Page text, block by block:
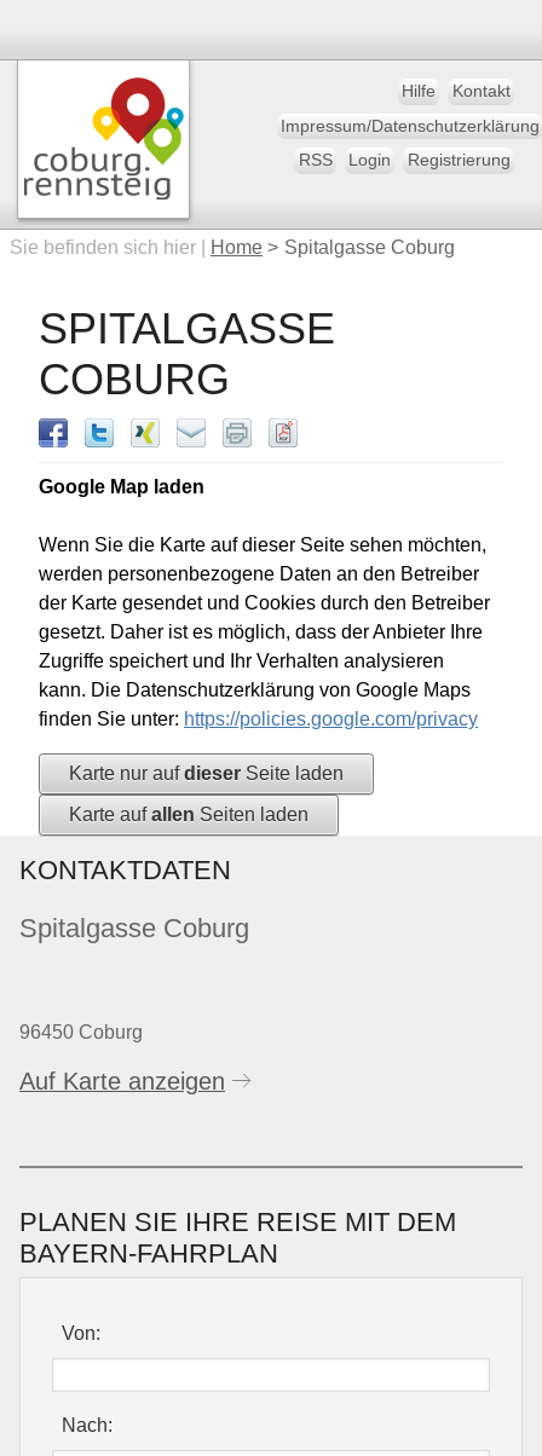
Hilfe
Kontakt
Impressum/Datenschutzerklärung
RSS
Login Registrierung
Sie befinden sich hier | Home > Spitalgasse Coburg
SPITALGASSE
COBURG
Google Map laden
Wenn Sie die Karte auf dieser Seite sehen möchten,
werden personenbezogene Daten an den Betreiber
der Karte gesendet und Cookies durch den Betreiber
gesetzt. Daher ist es möglich, dass der Anbieter Ihre
Zugriffe speichert und Ihr Verhalten analysieren
kann. Die Datenschutzerklärung von Google Maps
finden Sie unter: https://policies.google.com/privacy
Karte nur aufdieser Seite laden
Karte aufallen Seiten laden
KONTAKTDATEN
Spitalgasse Coburg
96450 Coburg
Auf Karte anzeigen
PLANEN SIE IHRE REISE MIT DEM
BAYERN-FAHRPLAN
Von:
Nach: